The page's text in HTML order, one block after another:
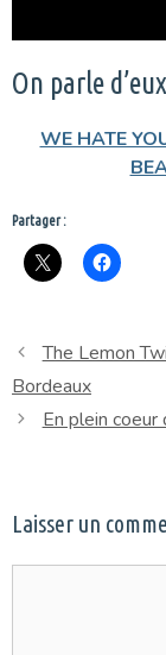
On parle
WE HATE
Partager :
The Lemon
Bordeaux
En plein
Laisser un